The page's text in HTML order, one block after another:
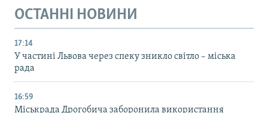
ОСТАННІ НОВИНИ
17:14
У частині Львова через спеку зникло світло – міська
рада
16:59
Міськрада Дрогобича заборонила використання